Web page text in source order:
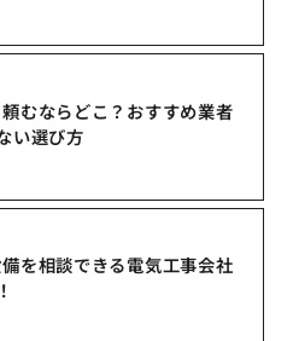
むならどこ？おすすめ業者
い選び方
を相談できる電気工事会社